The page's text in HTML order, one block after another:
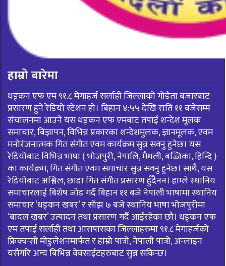
हाम्रो बारेमा
धड्कन एफ एम ९१.८ मेगाहर्ज सर्लाही जिल्लाको गोडैता बजारबाट
प्रसारण हुने रेडियो स्टेशन हो। बिहान ४:५५ देखि राति ११ बजेसम्म
संचालनमा आउने यस धड्कन एफ एमबाट तपाई शन्देश मूलक
समाचार, बिज्ञापन, विभिन्न प्रकारका शन्देशमुलक, ज्ञानमूलक, एवम
मनोरंजनात्मक गित संगीत एवम कार्यक्रम सुन्न सक्नु हुनेछ। यस
रेडियोबाट विभिन्न भाषा ( भोजपुरी, नेपालि, मैथली, बज्जिका, हिन्दि )
का कार्यक्रम, गित संगीत एवम समाचार सुन्न सक्नु हुनेछ। साथै, यस
रेडियोबाट अश्लिल, छाडा गित संगीत प्रसारण हुँदैनन। हाम्ले स्थानिय
समाचारलाई बिशेष जोड गर्दै बिहान ११ बजे नेपाली भाषामा स्थानिय
समाचार ‘धड्कन खबर’ र साँझ ७ बजे स्थानिय भाषा भोजपुरीमा
‘बादल खबर’ उत्पादन तथा प्रसारण गर्दै आईरहेका छौ। धड्कन एफ
एम तपाई सर्लाही तथा आसपासका जिल्लाहरुमा ९१.८ मेगाहर्जको
फ्रिक्वन्सी मोडुलेशनमार्फत र हाम्रो पात्रो, नेपाली पात्रो, अन्लाइन
यसैगरि अन्य बिभिन्न वेवसाईटहरुबाट सुन्न सकिन्छ।